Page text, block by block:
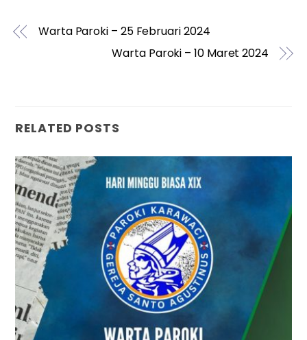
Warta Paroki – 25 Februari 2024
Warta Paroki – 10 Maret 2024
RELATED POSTS